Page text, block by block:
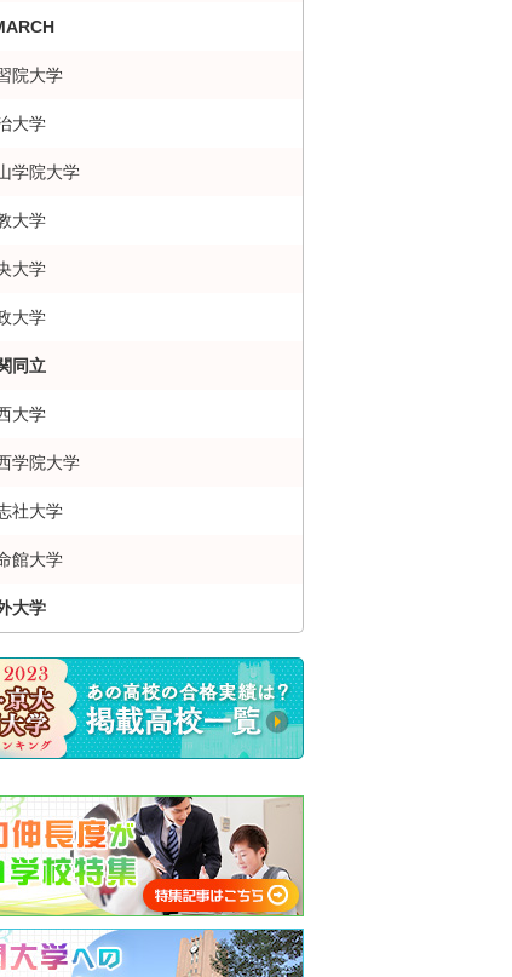
院大学
大学
学院大学
大学
大学
大学
同立
大学
学院大学
社大学
館大学
大学